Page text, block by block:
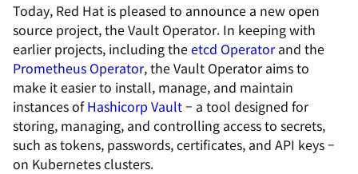
Today, Red Hat is pleased to announce a new open
source project, the Vault Operator. In keeping with
earlier projects, including theetcd Operatorand the
Prometheus Operator, the Vault Operator aims to
make it easier to install, manage, and maintain
instances ofHashicorp Vault– a tool designed for
storing, managing, and controlling access to secrets,
such as tokens, passwords, certificates, and API keys –
on Kubernetes clusters.